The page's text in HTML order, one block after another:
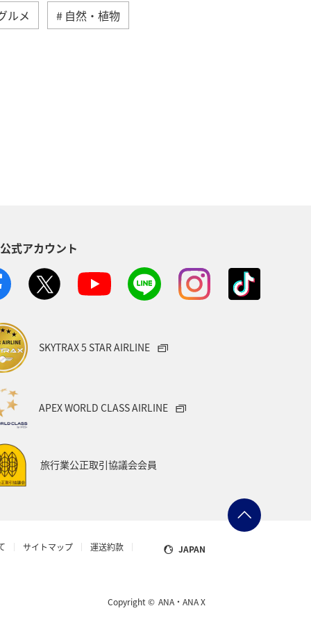
ルメ 自然・植物
式アカウント
SKYTRAX 5 STAR AIRLINE
APEX WORLD CLASS AIRLINE
旅行業公正取引協議会会員
サイトマップ 運送約款 JAPAN
Copyright © ANA・ANA X